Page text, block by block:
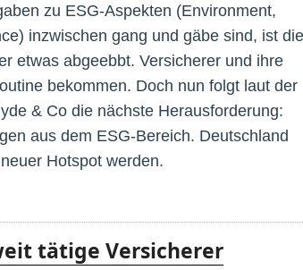
zu ESG-Aspekten (Environment,
inzwischen gang und gäbe sind, ist die
etwas abgeebbt. Versicherer und ihre
bekommen. Doch nun folgt laut der
& Co die nächste Herausforderung:
aus dem ESG-Bereich. Deutschland
Hotspot werden.
tätige Versicherer